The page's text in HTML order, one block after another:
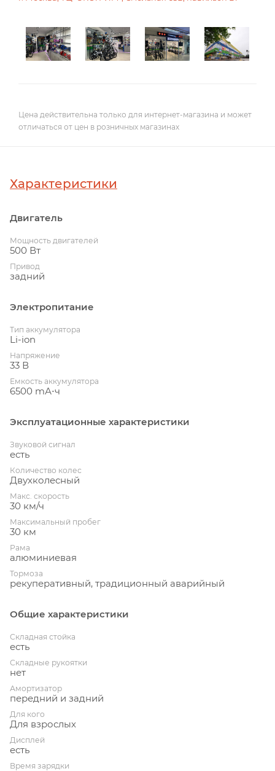
Цена действительна только для интернет-магазина и может
отличаться от цен в розничных магазинах
Характеристики
Двигатель
Мощность двигателей
500 Вт
Привод
задний
Электропитание
Тип аккумулятора
Li-ion
Напряжение
33 В
Емкость аккумулятора
6500 mА⋅ч
Эксплуатационные характеристики
Звуковой сигнал
есть
Количество колес
Двухколесный
Макс. скорость
30 км/ч
Максимальный пробег
30 км
Рама
алюминиевая
Тормоза
рекуперативный, традиционный аварийный
Общие характеристики
Складная стойка
есть
Складные рукоятки
нет
Амортизатор
передний и задний
Для кого
Для взрослых
Дисплей
есть
Время зарядки